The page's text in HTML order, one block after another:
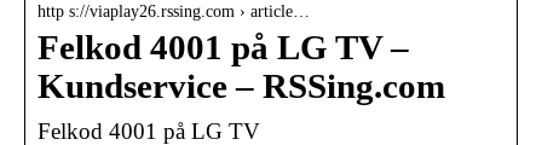
http s://viaplay26.rssing.com › article…
Felkod 4001 på LG TV –
Kundservice – RSSing.com
Felkod 4001 på LG TV